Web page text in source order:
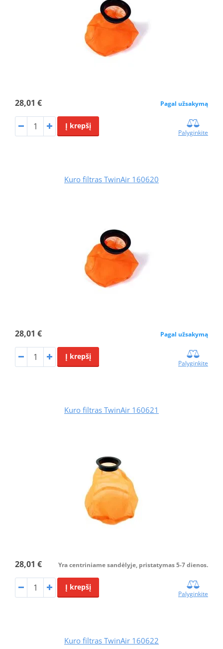
28,01 € Pagal užsakymą
Į krepšį
Palyginkite
Kuro filtras TwinAir 160620
28,01 € Pagal užsakymą
Į krepšį
Palyginkite
Kuro filtras TwinAir 160621
28,01 € Yra centriniame sandėlyje, pristatymas 5-7 dienos.
Į krepšį
Palyginkite
Kuro filtras TwinAir 160622